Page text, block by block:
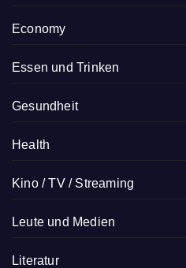
Economy
Essen und Trinken
Gesundheit
Health
Kino / TV / Streaming
Leute und Medien
Literatur